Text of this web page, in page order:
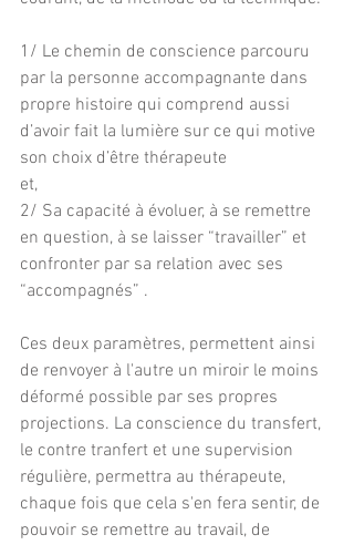
1/ Le chemin de conscience parcouru
par la personne accompagnante dans
propre histoire qui comprend aussi
d’avoir fait la lumière sur ce qui motive
son choix d’être thérapeute
et,
2/ Sa capacité à évoluer, à se remettre
en question, à se laisser “travailler” et
confronter par sa relation avec ses
“accompagnés” .
Ces deux paramètres, permettent ainsi
de renvoyer à l'autre un miroir le moins
déformé possible par ses propres
projections. La conscience du transfert,
le contre tranfert et une supervision
régulière, permettra au thérapeute,
chaque fois que cela s'en fera sentir, de
pouvoir se remettre au travail, de